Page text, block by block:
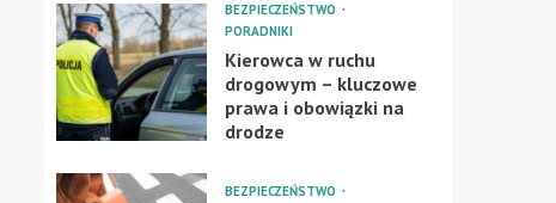
BEZPIECZEŃSTWO
PORADNIKI
Kierowca w ruchu
drogowym – kluczowe
prawa i obowiązki na
drodze
BEZPIECZEŃSTWO